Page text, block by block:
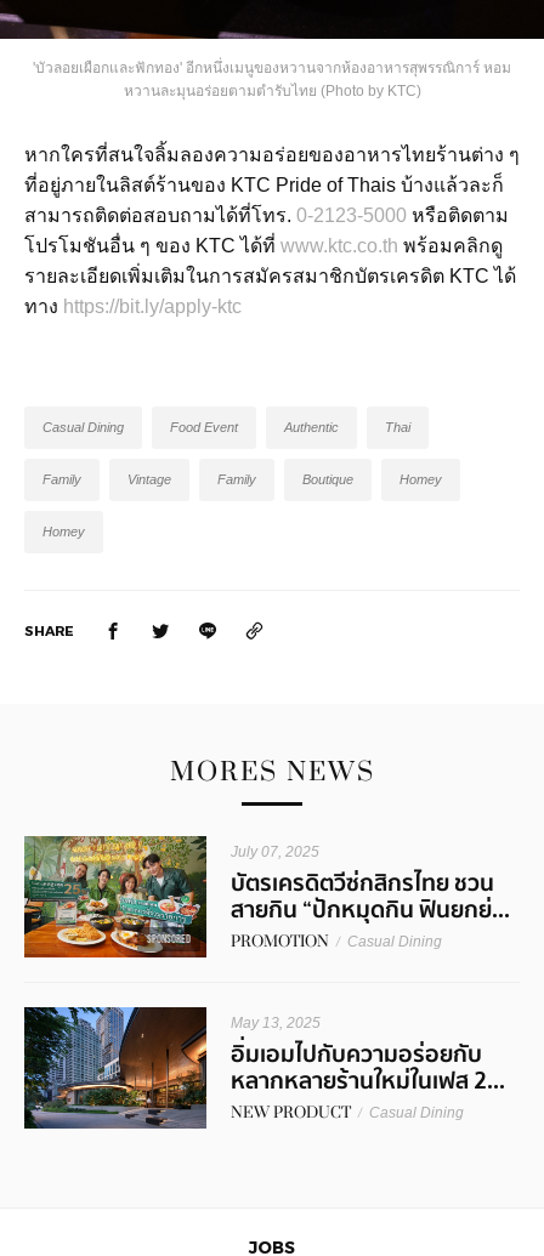
'บัวลอยเผือกและฟักทอง' อีกหนึ่งเมนูของหวานจากห้องอาหารสุพรรณิการ์ หอม
หวานละมุนอร่อยตามตำรับไทย (Photo by KTC)
หากใครที่สนใจลิ้มลองความอร่อยของอาหารไทยร้านต่าง ๆ
ที่อยู่ภายในลิสต์ร้านของ KTC Pride of Thais บ้างแล้วละก็
สามารถติดต่อสอบถามได้ที่โทร. 0-2123-5000 หรือติดตาม
โปรโมชันอื่น ๆ ของ KTC ได้ที่ www.ktc.co.th พร้อมคลิกดู
รายละเอียดเพิ่มเติมในการสมัครสมาชิกบัตรเครดิต KTC ได้
ทาง https://bit.ly/apply-ktc
Casual Dining Food Event Authentic Thai
Family Vintage Family Boutique Homey
Homey
SHARE
MORES NEWS
SPONSORED
July 07, 2025
บัตรเครดิตวีซ่กสิกรไทย ชวน
สายกิน “ปักหมุดกิน ฟินยกย่...
PROMOTION / Casual Dining
May 13, 2025
อิ่มเอมไปกับความอร่อยกับ
หลากหลายร้านใหม่ในเฟส 2...
NEW PRODUCT / Casual Dining
JOBS